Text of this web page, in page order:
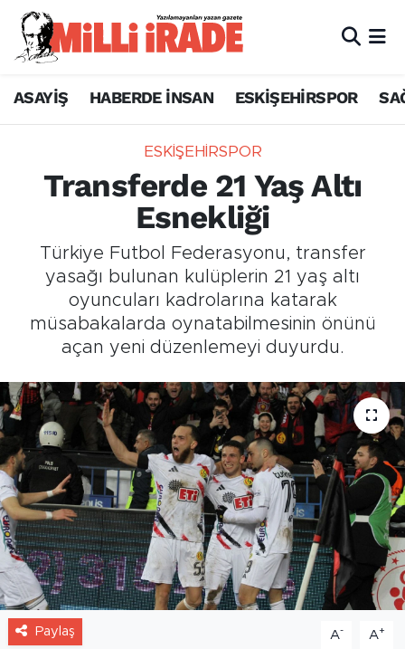
ASAYİŞ HABERDE İNSAN ESKİŞEHİRSPOR
ESKİŞEHİRSPOR
Transferde 21 Yaş Altı
Esnekliği
Türkiye Futbol Federasyonu, transfer
yasağı bulunan kulüplerin 21 yaş altı
oyuncuları kadrolarına katarak
müsabakalarda oynatabilmesinin önünü
açan yeni düzenlemeyi duyurdu.
Paylaş A- A+